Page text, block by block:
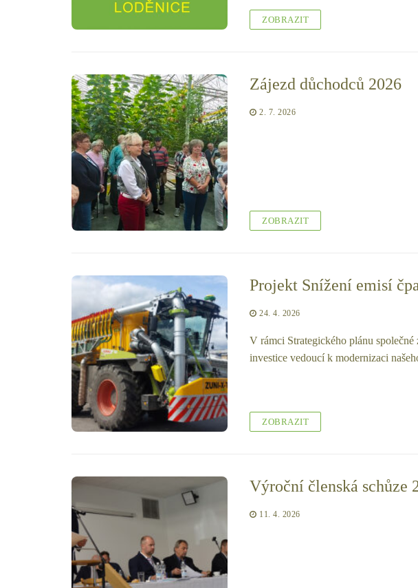
ZOBRAZIT
Zájezd důchodců 2026
2. 7. 2026
ZOBRAZIT
Projekt Snížení emisí
24. 4. 2026
V rámci Strategického plánu
investice vedoucí k modernizaci
ZOBRAZIT
Výroční členská schůze
11. 4. 2026